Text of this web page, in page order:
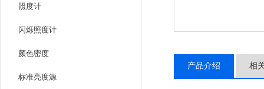
照度计
闪烁照度计
颜色密度
标准亮度源
产品介绍 相